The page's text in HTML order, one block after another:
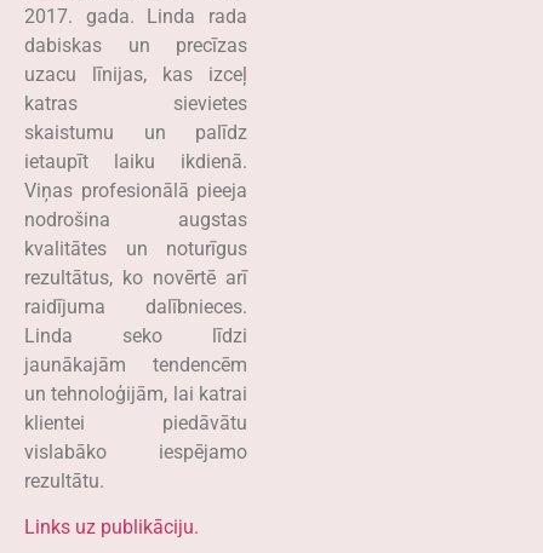
2017. gada. Linda rada
dabiskas un precīzas
uzacu līnijas, kas izceļ
katras sievietes
skaistumu un palīdz
ietaupīt laiku ikdienā.
Viņas profesionālā pieeja
nodrošina augstas
kvalitātes un noturīgus
rezultātus, ko novērtē arī
raidījuma dalībnieces.
Linda seko līdzi
jaunākajām tendencēm
un tehnoloģijām, lai katrai
klientei piedāvātu
vislabāko iespējamo
rezultātu.
Links uz publikāciju.